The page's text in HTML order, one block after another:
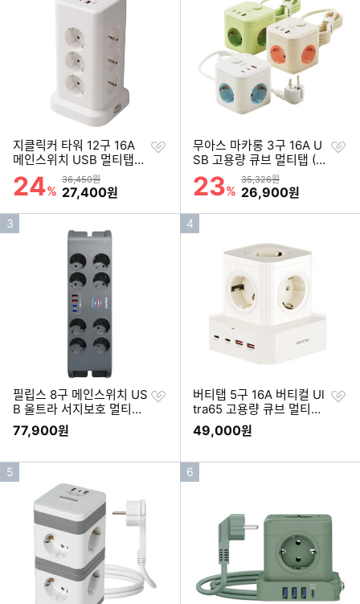
지클릭커 타워 12구 16A
메인스위치 USB 멀티탭
(2m)
할인률
24%
상품금액
36,450원
할인금액
27,400원
찜
무아스 마카롱 3구 16A U
SB 고용량 큐브 멀티탭 (1.
5m)
할인률
23%
상품금액
35,326원
할인금액
26,900원
찜
인
3
필립스 8구 메인스위치 US
B 울트라 서지보호 멀티탭
(2m)
77,900원
찜
인
4
버티탭 5구 16A 버티컬 Ul
tra65 고용량 큐브 멀티탭
(2m)
49,000원
찜
인
5
인
6